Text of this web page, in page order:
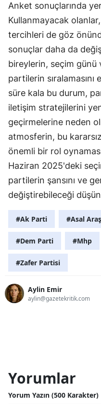
Anket sonuçlarında
Kullanmayacak
tercihleri de göz
sonuçlar daha da
bireylerin, seçim günü
partilerin
süre kala bu durum,
iletişim stratejilerini
geçirmelerine neden
atmosferin, bu
önemli bir rol
Haziran 2025'deki
partilerin şansını ve
değiştirebileceği
#Ak Parti #Asal
#Dem Parti #Mhp
#Zafer Partisi
Aylin Emir
aylin@gazetekritik.com
Yorumlar
Yorum Yazın (500 Karakter)